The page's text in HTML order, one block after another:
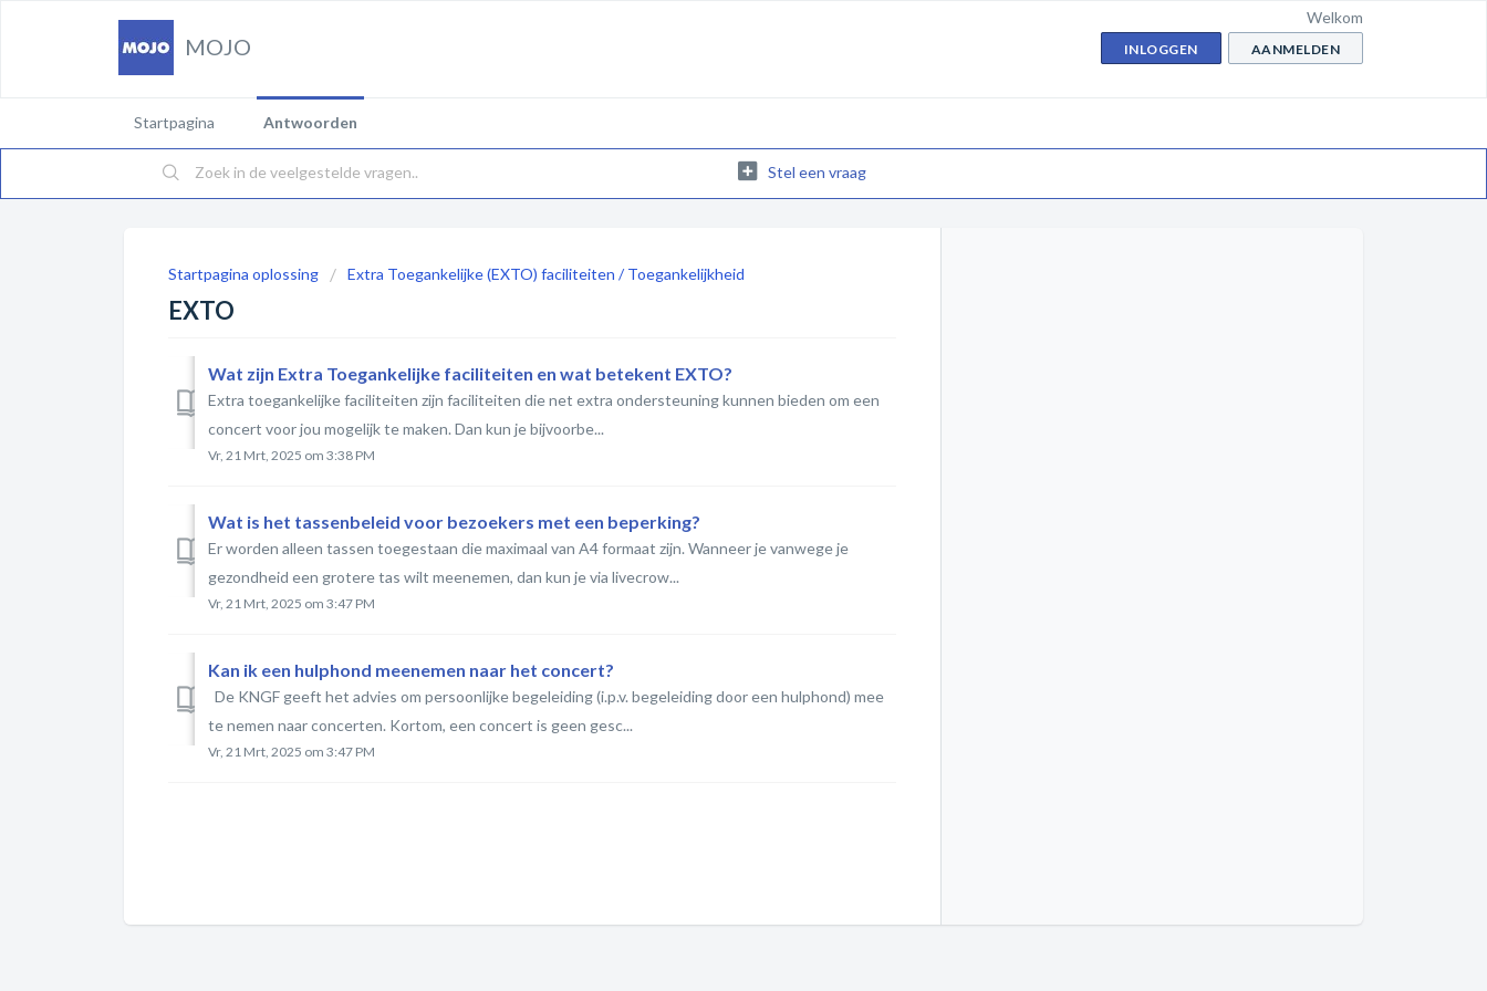
MOJO
Welkom
INLOGGEN AANMELDEN
Startpagina Antwoorden
Stel een vraag
Startpagina oplossing Extra Toegankelijke (EXTO) faciliteiten / Toegankelijkheid
EXTO
Wat zijn Extra Toegankelijke faciliteiten en wat betekent EXTO?
Extra toegankelijke faciliteiten zijn faciliteiten die net extra ondersteuning kunnen bieden om een
concert voor jou mogelijk te maken. Dan kun je bijvoorbe...
Vr, 21 Mrt, 2025 om 3:38 PM
Wat is het tassenbeleid voor bezoekers met een beperking?
Er worden alleen tassen toegestaan die maximaal van A4 formaat zijn. Wanneer je vanwege je
gezondheid een grotere tas wilt meenemen, dan kun je via livecrow...
Vr, 21 Mrt, 2025 om 3:47 PM
Kan ik een hulphond meenemen naar het concert?
De KNGF geeft het advies om persoonlijke begeleiding (i.p.v. begeleiding door een hulphond) mee
te nemen naar concerten. Kortom, een concert is geen gesc...
Vr, 21 Mrt, 2025 om 3:47 PM